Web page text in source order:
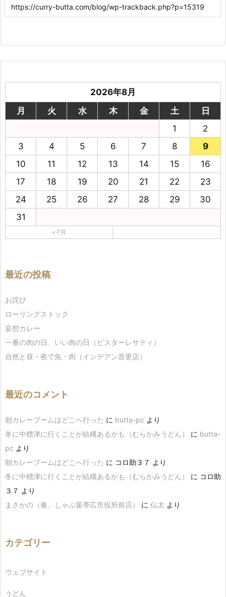
2026年8月
月
火 水 木 金 土
日
1
2
3
4 5 6 7 8
9
10
11 12 13 14 15
16
17
18 19 20 21 22
23
24
25 26 27 28 29
30
31
« 7月
最近の投稿
お詫び
ローリングストック
妄想カレー
一番の肉の日、いい肉の日（ビスターレサティ）
自然と昼・夜で魚・肉（インデアン音更店）
最近のコメント
朝カレーブームはどこへ行った に butta-pc より
冬に中標津に行くことが結構あるかも（むらかみうどん）
に butta-
pc より
朝カレーブームはどこへ行った に コロ助３７ より
冬に中標津に行くことが結構あるかも（むらかみうどん）
に コロ助
３７ より
まさかの（奏、しゃぶ葉帯広市役所前店）
に 仏太 より
カテゴリー
ウェブサイト
うどん